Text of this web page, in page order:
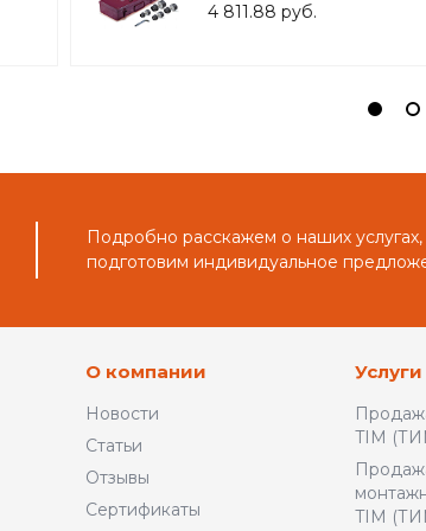
труб с цифровым
4 811.88 руб.
Подробно расскажем о наших услугах,
подготовим индивидуальное
О компании
Новости
Статьи
Отзывы
Сертификаты
Услуги
TIM
TIM